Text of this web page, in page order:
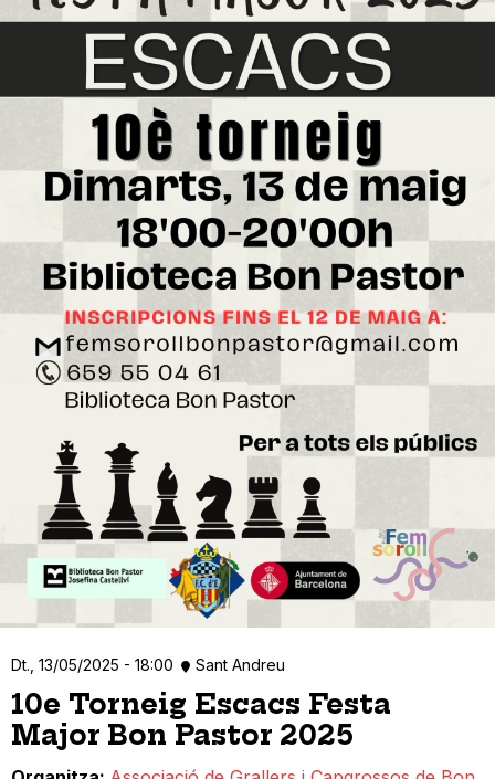
Dt., 13/05/2025 - 18:00 Sant Andreu
10e Torneig Escacs Festa
Major Bon Pastor 2025